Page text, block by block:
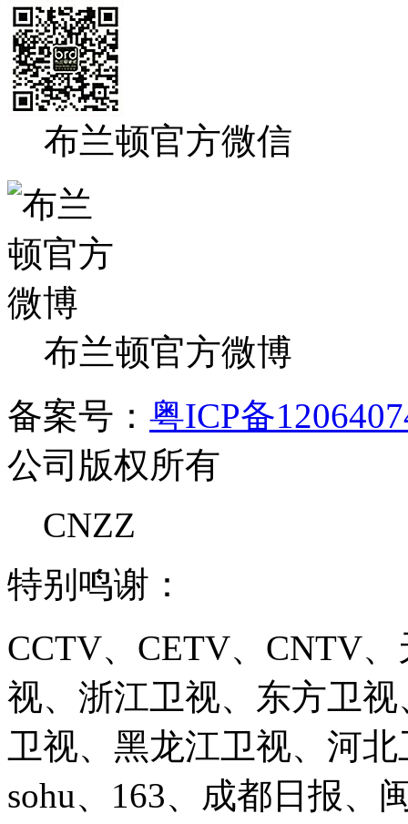
布兰顿官方微信
布兰顿官方微博
备案号： 粤ICP备
公司版权所有
CNZZ
特别鸣谢：
CCTV、CETV、CNTV
视、浙江卫视、东方卫
卫视、黑龙江卫视、河北
sohu、163、成都日报、